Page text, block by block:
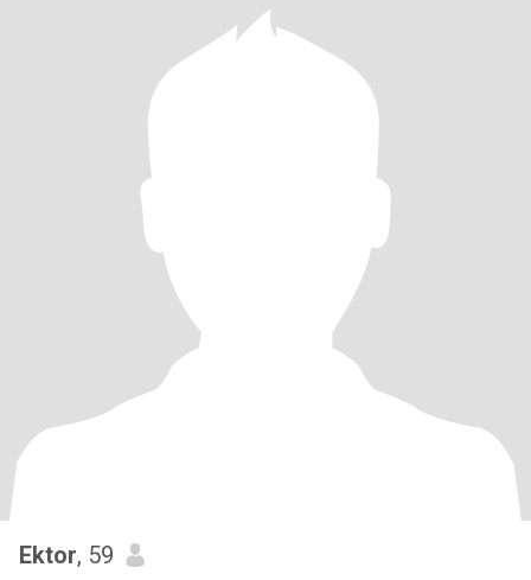
Ektor, 59